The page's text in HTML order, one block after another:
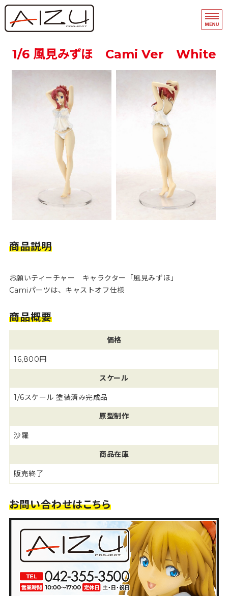
ホーム
フィギュアモデル完成品
フィギュアモデルキット
マスキングテープ
1/6 風見みずほ Cami Ver White
商品説明
お願いティーチャー キャラクター「風見みずほ」
Camiパーツは、キャストオフ仕様
商品概要
価格
16,800円
スケール
1/6スケール 塗装済み完成品
原型制作
沙羅
商品在庫
販売終了
お問い合わせはこちら